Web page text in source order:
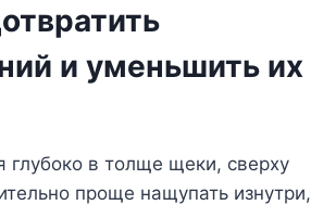
и уменьшить их
в толще щеки, сверху
проще нащупать изнутри,